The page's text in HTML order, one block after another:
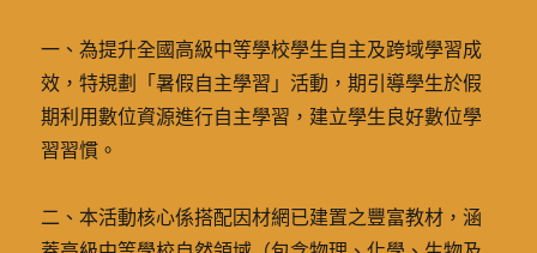
一、為提升全國高級中等學校學生自主及跨域學習成
效，特規劃「暑假自主學習」活動，期引導學生於假
期利用數位資源進行自主學習，建立學生良好數位學
習習慣。
二、本活動核心係搭配因材網已建置之豐富教材，涵